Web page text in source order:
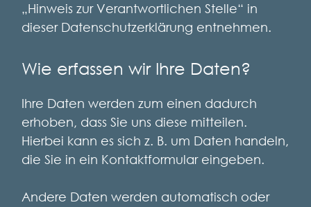
„Hinweis zur Verantwortlichen Stelle“ in
dieser Datenschutzerklärung entnehmen.
Wie erfassen wir Ihre Daten?
Ihre Daten werden zum einen dadurch
erhoben, dass Sie uns diese mitteilen.
Hierbei kann es sich z. B. um Daten handeln,
die Sie in ein Kontaktformular eingeben.
Andere Daten werden automatisch oder